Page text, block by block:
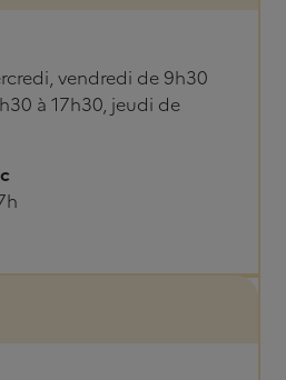
vendredi de 9h30
à 17h30, jeudi de